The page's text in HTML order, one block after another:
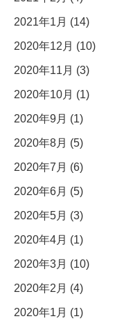
2021年1月 (14)
2020年12月 (10)
2020年11月 (3)
2020年10月 (1)
2020年9月 (1)
2020年8月 (5)
2020年7月 (6)
2020年6月 (5)
2020年5月 (3)
2020年4月 (1)
2020年3月 (10)
2020年2月 (4)
2020年1月 (1)